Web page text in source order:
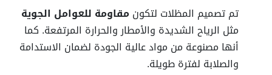
تم تصميم المظلات لتكونمقاومة للعوامل الجوية
مثل الرياح الشديدة والأمطار والحرارة المرتفعة. كما
أنها مصنوعة من مواد عالية الجودة لضمان الاستدامة
والصلابة لفترة طويلة.